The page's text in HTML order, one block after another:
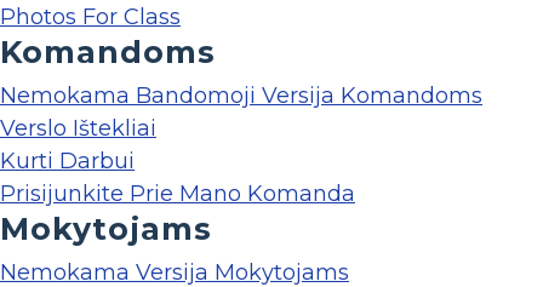
Photos For Class
Komandoms
Nemokama Bandomoji Versija Komandoms
Verslo Ištekliai
Kurti Darbui
Prisijunkite Prie Mano Komanda
Mokytojams
Nemokama Versija Mokytojams